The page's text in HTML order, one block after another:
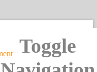
Toggle